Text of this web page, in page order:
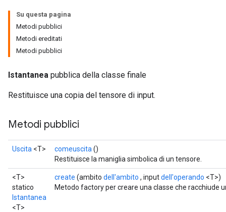
Su questa pagina
Metodi pubblici
Metodi ereditati
Metodi pubblici
Istantanea pubblica della classe finale
Restituisce una copia del tensore di input.
Metodi pubblici
Uscita <T> comeuscita ()
Restituisce la maniglia simbolica di un tensore.
<T>
statico
Istantanea
<T>
create (ambito dell'ambito , inputdell'operando <T>)
Metodo factory per creare una classe che racchiude